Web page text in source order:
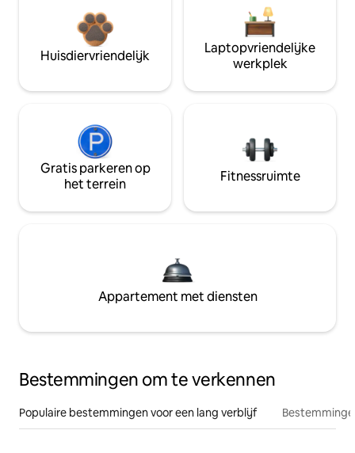
Huisdiervriendelijk
Laptopvriendelijke
werkplek
Gratis parkeren op
het terrein
Fitnessruimte
Appartement met diensten
Bestemmingen om te verkennen
Populaire bestemmingen voor een lang verblijf